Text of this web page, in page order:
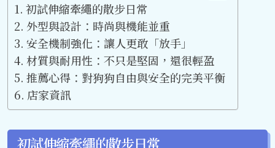
初試伸縮牽繩的散步日常
外型與設計：時尚與機能並重
安全機制強化：讓人更敢「放手」
材質與耐用性：不只是堅固，還很輕盈
推薦心得：對狗狗自由與安全的完美平衡
店家資訊
初試伸縮牽繩的散步日常